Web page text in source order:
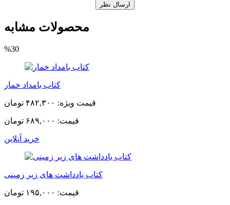
ارسال نظر
محصولات مشابه
%30
کتاب بامداد خمار
قیمت ویژه: ۴۸۲,۳۰۰ تومان
قیمت: ۶۸۹,۰۰۰ تومان
خرید آنلاین
کتاب یادداشت های زیر زمینی
قیمت: ۱۹۵,۰۰۰ تومان